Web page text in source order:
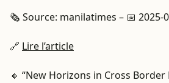
🗞️ Source: manilatimes – 📅 2025-
🔗 Lire l’article
🔸 “New Horizons in Cross